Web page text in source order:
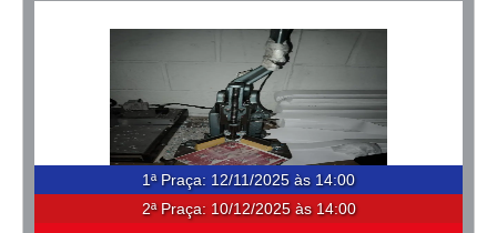
1ª Praça: 12/11/2025 às 14:00
2ª Praça: 10/12/2025 às 14:00